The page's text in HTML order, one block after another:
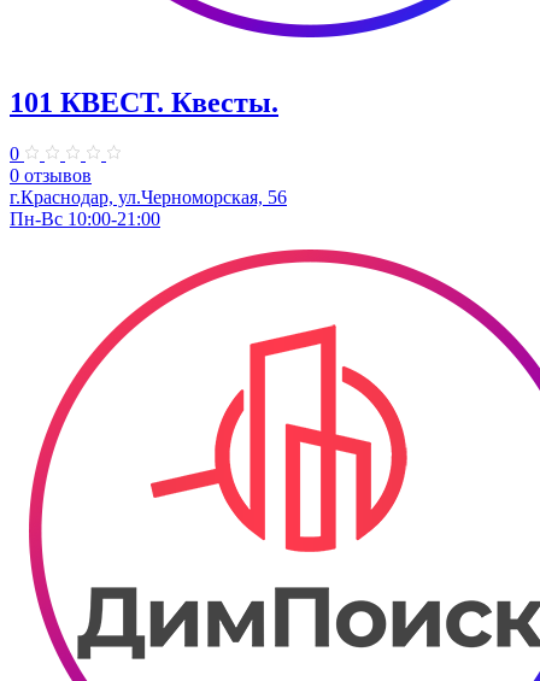
101 КВЕСТ. Квесты.
0
0 отзывов
г.Краснодар, ул.Черноморская, 56
Пн-Вс 10:00-21:00